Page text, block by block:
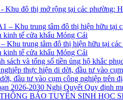
đô thị mở rộng tại các
trung tâm đô thị hiện hữu tại
tế cửa khẩu Móng Cái
sách và tổng số tiền ủng hộ khắc
đầu tư vào cụm công nghiệp trên
Nghị Quyết Quy định
THÔNG BÁO TUYỂN SINH HỌC